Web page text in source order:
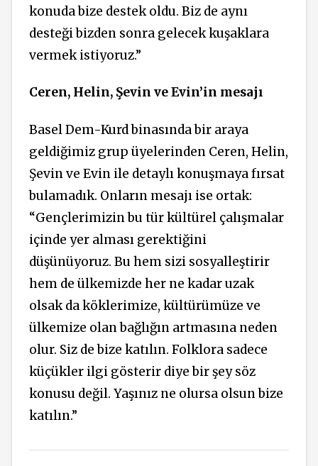
konuda bize destek oldu. Biz de aynı
desteği bizden sonra gelecek kuşaklara
vermek istiyoruz.”
Ceren, Helin, Şevin ve Evin’in mesajı
Basel Dem-Kurd binasında bir araya
geldiğimiz grup üyelerinden Ceren, Helin,
Şevin ve Evin ile detaylı konuşmaya fırsat
bulamadık. Onların mesajı ise ortak:
“Gençlerimizin bu tür kültürel çalışmalar
içinde yer alması gerektiğini
düşünüyoruz. Bu hem sizi sosyalleştirir
hem de ülkemizde her ne kadar uzak
olsak da köklerimize, kültürümüze ve
ülkemize olan bağlığın artmasına neden
olur. Siz de bize katılın. Folklora sadece
küçükler ilgi gösterir diye bir şey söz
konusu değil. Yaşınız ne olursa olsun bize
katılın.”